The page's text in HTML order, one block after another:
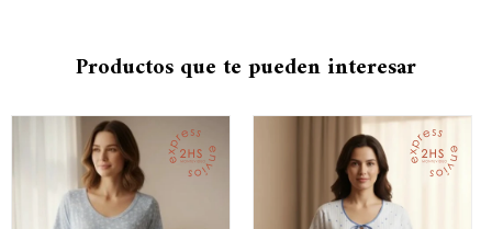
Productos que te pueden interesar